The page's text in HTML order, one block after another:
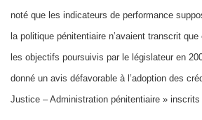
noté que les indicateurs de performance
la politique pénitentiaire n’avaient transcrit que
les objectifs poursuivis par le législateur en
donné un avis défavorable à l’adoption des
Justice – Administration pénitentiaire » inscrits